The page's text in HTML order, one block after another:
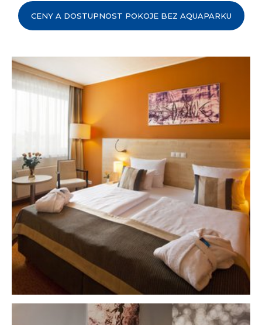
CENY A DOSTUPNOST POKOJE BEZ AQUAPARKU